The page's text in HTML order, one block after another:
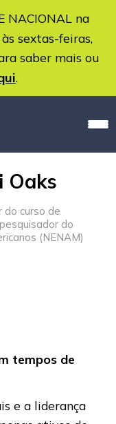
NACIONAL na
sextas-feiras,
saber mais ou
.
Oaks
do curso de
do
(NENAM)
tempos de
e a liderança